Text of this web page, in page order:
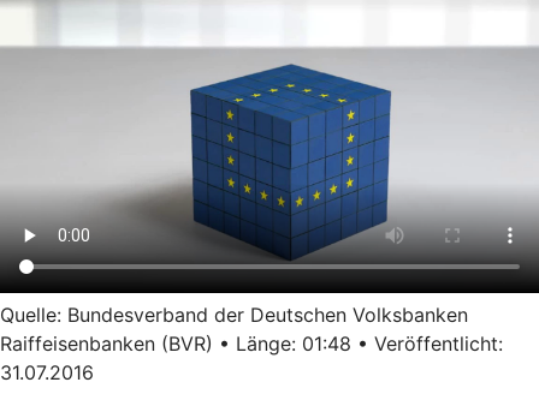
Quelle: Bundesverband der Deutschen Volksbanken
Raiffeisenbanken (BVR) • Länge: 01:48 • Veröffentlicht:
31.07.2016